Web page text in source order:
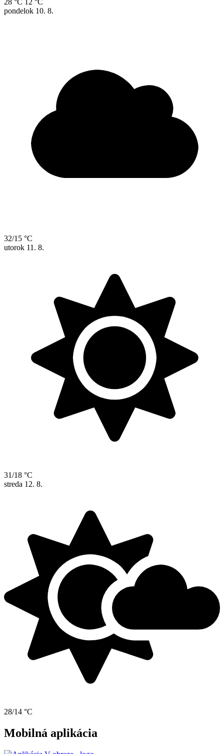
28 °C 12 °C
pondelok 10. 8.
32/15 °C
utorok 11. 8.
31/18 °C
streda 12. 8.
28/14 °C
Mobilná aplikácia